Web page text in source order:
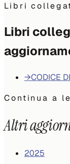
Libri
Libri
→CODICE
Continua a
Altri
2025